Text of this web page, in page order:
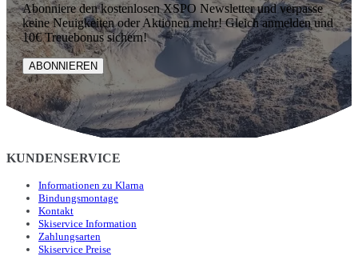
Abonniere den kostenlosen XSPO Newsletter und verpasse
keine Neuigkeiten oder Aktionen mehr! Gleich anmelden und
10€ Treuebonus sichern!
ABONNIEREN
KUNDENSERVICE
Informationen zu Klarna
Bindungsmontage
Kontakt
Skiservice Information
Zahlungsarten
Skiservice Preise